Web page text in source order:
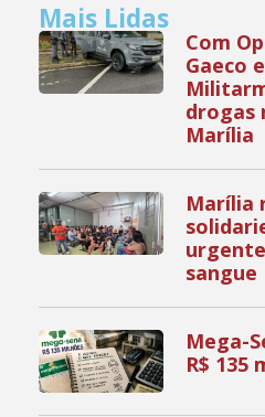
Mais Lidas
Com
Gaeco
drogas
Marília
Marília
sangue
Mega-
R$ 135